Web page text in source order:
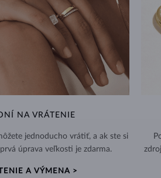
NA VRÁTENIE
jednoducho vrátiť, a ak ste si
úprava veľkosti je zdarma.
A VÝMENA >